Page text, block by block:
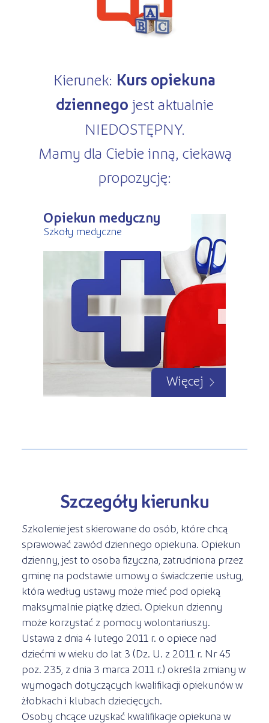
s STREFA SŁUCHACZA
Kierunek: Kurs opiekuna
dziennego jest aktualnie
NIEDOSTĘPNY.
Mamy dla Ciebie inną, ciekawą
propozycję:
Opiekun medyczny
Szkoły medyczne
Więcej
Szczegóły kierunku
Szkolenie jest skierowane do osób, które chcą
sprawować zawód dziennego opiekuna. Opiekun
dzienny, jest to osoba fizyczna, zatrudniona przez
gminę na podstawie umowy o świadczenie usług,
która według ustawy może mieć pod opieką
maksymalnie piątkę dzieci. Opiekun dzienny
może korzystać z pomocy wolontariuszy.
Ustawa z dnia 4 lutego 2011 r. o opiece nad
dziećmi w wieku do lat 3 (Dz. U. z 2011 r. Nr 45
poz. 235, z dnia 3 marca 2011 r.) określa zmiany w
wymogach dotyczących kwalifikacji opiekunów w
żłobkach i klubach dziecięcych.
Osoby chcące uzyskać kwalifikacje opiekuna w